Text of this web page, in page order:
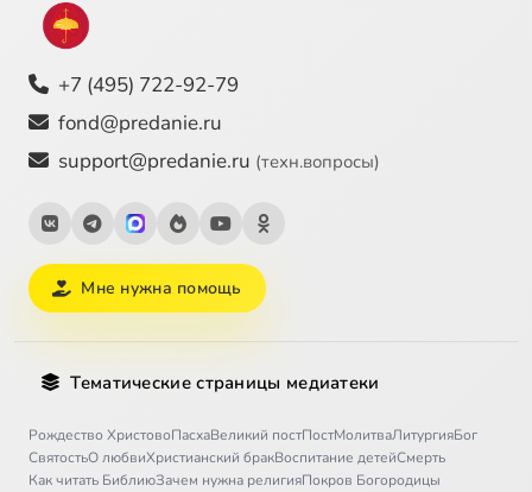
+7 (495) 722-92-79
fond@predanie.ru
support@predanie.ru (техн.вопросы)
Мне нужна помощь
Тематические страницы медиатеки
Рождество ХристовоПасхаВеликий постПостМолитваЛитургияБог
СвятостьО любвиХристианский бракВоспитание детейСмерть
Как читать БиблиюЗачем нужна религияПокров Богородицы